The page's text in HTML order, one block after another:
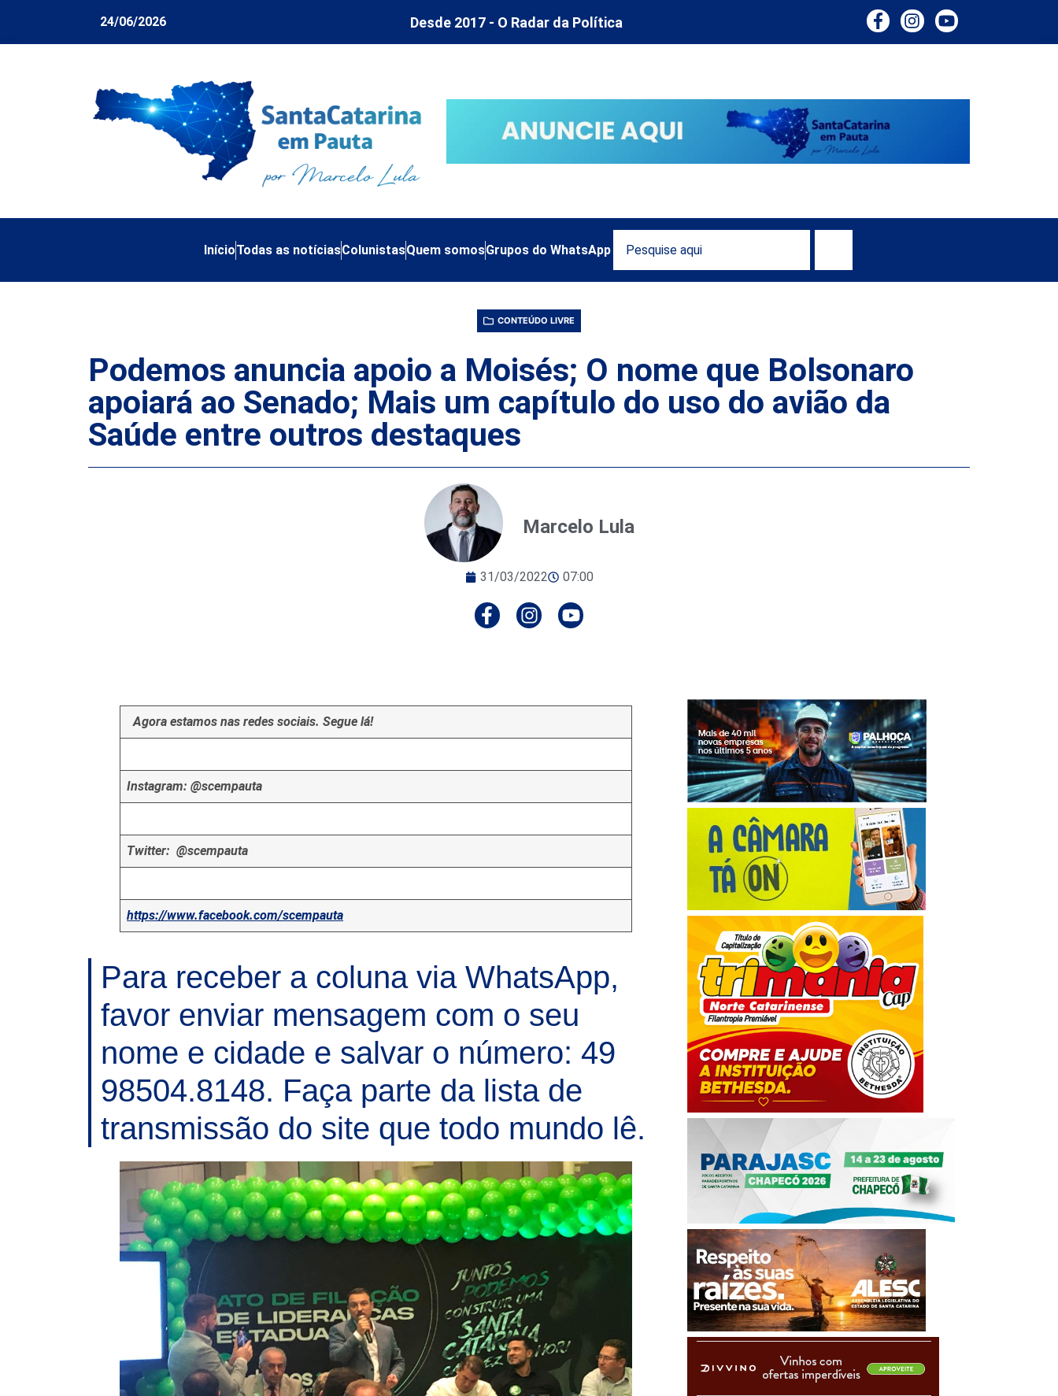
24/06/2026 Desde 2017 - O Radar da Política
InícioTodas as notíciasColunistasQuem somosGrupos do WhatsApp
CONTEÚDO LIVRE
Podemos anuncia apoio a Moisés; O nome que Bolsonaro
apoiará ao Senado; Mais um capítulo do uso do avião da
Saúde entre outros destaques
Marcelo Lula
31/03/2022 07:00
Agora estamos nas redes sociais. Segue lá!
Instagram: @scempauta
Twitter: @scempauta
https://www.facebook.com/scempauta
Para receber a coluna via WhatsApp,
favor enviar mensagem com o seu
nome e cidade e salvar o número: 49
98504.8148. Faça parte da lista de
transmissão do site que todo mundo lê.